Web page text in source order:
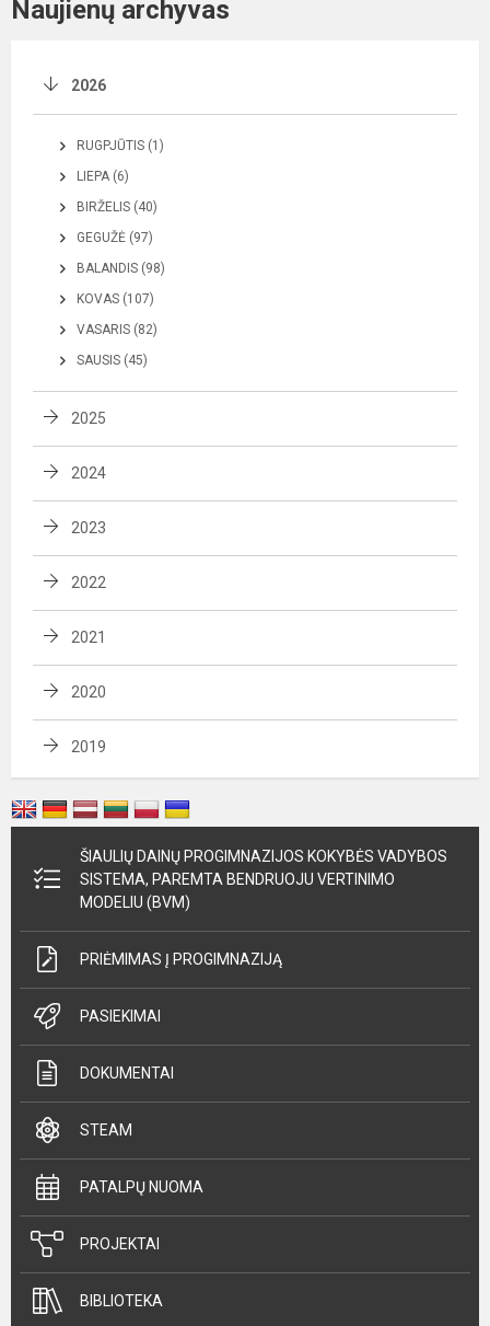
Naujienų archyvas
2026
RUGPJŪTIS (1)
LIEPA (6)
BIRŽELIS (40)
GEGUŽĖ (97)
BALANDIS (98)
KOVAS (107)
VASARIS (82)
SAUSIS (45)
2025
2024
2023
2022
2021
2020
2019
ŠIAULIŲ DAINŲ PROGIMNAZIJOS KOKYBĖS VADYBOS
SISTEMA, PAREMTA BENDRUOJU VERTINIMO
MODELIU (BVM)
PRIĖMIMAS Į PROGIMNAZIJĄ
PASIEKIMAI
DOKUMENTAI
STEAM
PATALPŲ NUOMA
PROJEKTAI
BIBLIOTEKA